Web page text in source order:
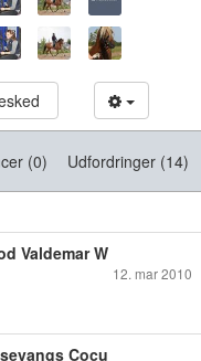
(0) Udfordringer (14)
Valdemar W
12. mar 2010
Cocu